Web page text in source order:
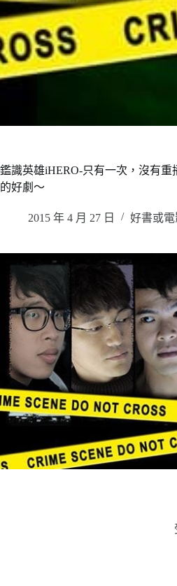
鑑識英雄iHERO-只有一次，沒有
的好劇～
2015 年 4 月 27 日 好書或